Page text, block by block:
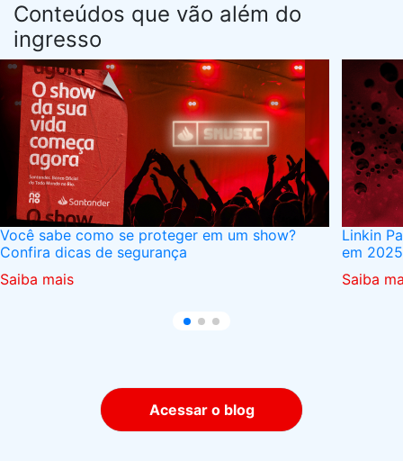
Conteúdos que vão além do
ingresso
Você sabe como se proteger em um show?
Confira dicas de segurança
Saiba mais
Linkin
em
Saiba
Acessar o blog